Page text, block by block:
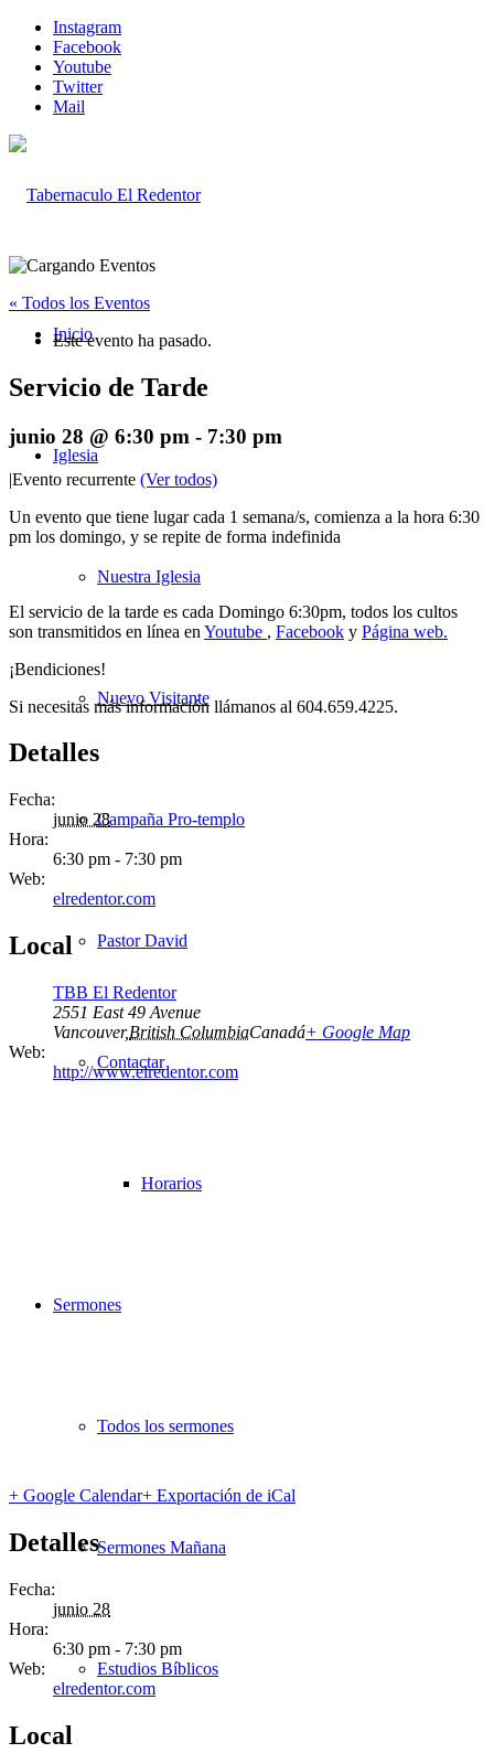
Instagram
Facebook
Youtube
Twitter
Mail
Inicio
Iglesia
Nuestra Iglesia
Nuevo Visitante
Campaña Pro-templo
Pastor David
Contactar
Horarios
Sermones
Todos los sermones
Sermones Mañana
Estudios Bíblicos
« Todos los Eventos
Este evento ha pasado.
Servicio de Tarde
junio 28 @ 6:30 pm - 7:30 pm
|Evento recurrente (Ver todos)
Un evento que tiene lugar cada 1 semana/s, comienza a la hora 6:30
pm los domingo, y se repite de forma indefinida
El servicio de la tarde es cada Domingo 6:30pm, todos los cultos
son transmitidos en línea en Youtube , Facebook y Página web.
¡Bendiciones!
Si necesitas más información llámanos al 604.659.4225.
Detalles
Fecha:
junio 28
Hora:
6:30 pm - 7:30 pm
Web:
elredentor.com
Local
TBB El Redentor
2551 East 49 Avenue
Vancouver,British ColumbiaCanadá+ Google Map
Web:
http://www.elredentor.com
+ Google Calendar+ Exportación de iCal
Detalles
Fecha:
junio 28
Hora:
6:30 pm - 7:30 pm
Web:
elredentor.com
Local